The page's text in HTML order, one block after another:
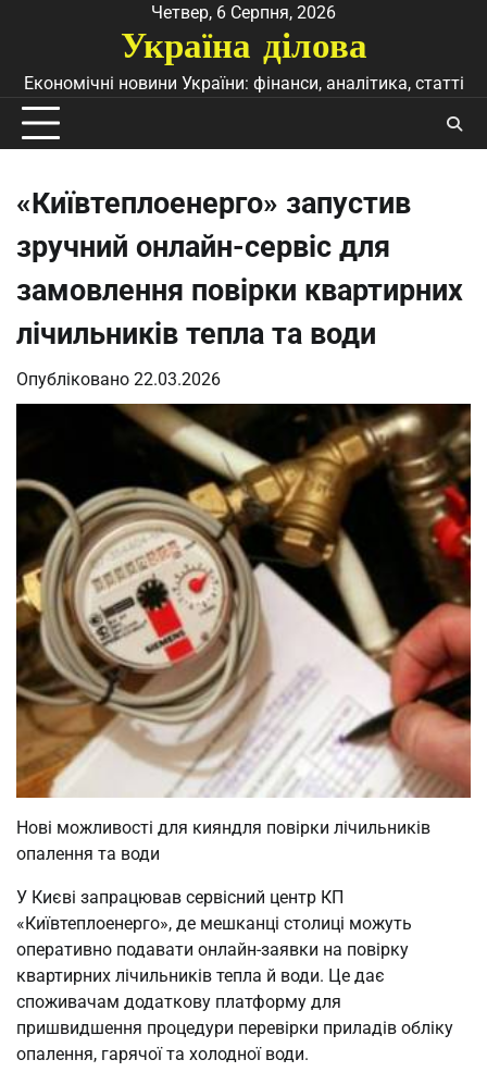
Четвер, 6 Серпня, 2026
Україна ділова
Економічні новини України: фінанси, аналітика, статті
«Київтеплоенерго» запустив
зручний онлайн-сервіс для
замовлення повірки квартирних
лічильників тепла та води
Опубліковано 22.03.2026
Нові можливості для кияндля повірки лічильників
опалення та води
У Києві запрацював сервісний центр КП
«Київтеплоенерго», де мешканці столиці можуть
оперативно подавати онлайн-заявки на повірку
квартирних лічильників тепла й води. Це дає
споживачам додаткову платформу для
пришвидшення процедури перевірки приладів обліку
опалення, гарячої та холодної води.